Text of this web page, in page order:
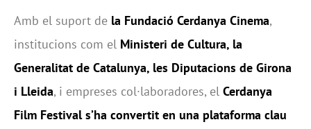
Amb el suport de la Fundació Cerdanya Cinema,
institucions com el Ministeri de Cultura, la
Generalitat de Catalunya, les Diputacions de Girona
i Lleida, i empreses col·laboradores, el Cerdanya
Film Festival s’ha convertit en una plataforma clau